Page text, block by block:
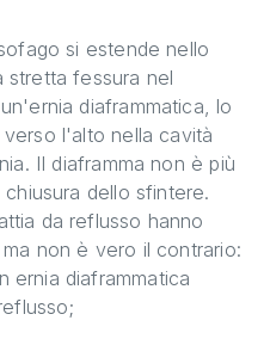
si estende nello
stretta fessura nel
diaframmatica, lo
l'alto nella cavità
Il diaframma non è più
dello sfintere.
da reflusso hanno
non è vero il contrario:
ernia diaframmatica